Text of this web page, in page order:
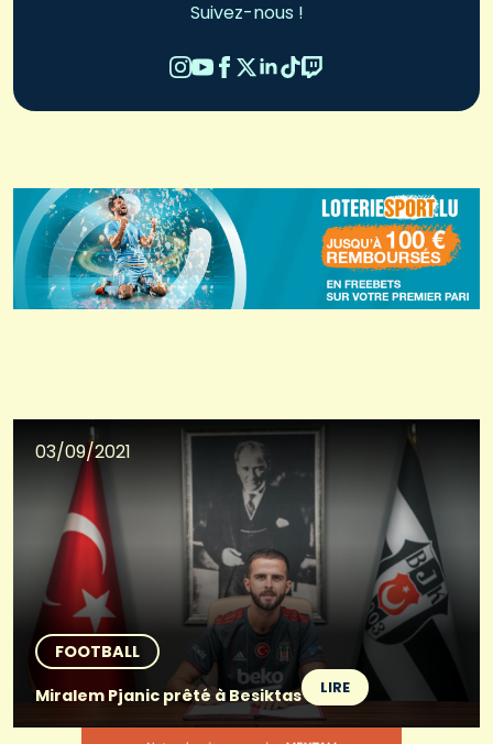
Suivez-nous !
03/09/2021
FOOTBALL
Miralem Pjanic prêté à Besiktas
LIRE